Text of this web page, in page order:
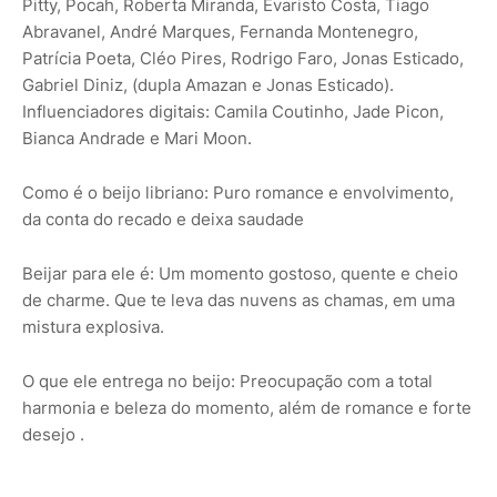
Pitty, Pocah, Roberta Miranda, Evaristo Costa, Tiago
Abravanel, André Marques, Fernanda Montenegro,
Patrícia Poeta, Cléo Pires, Rodrigo Faro, Jonas Esticado,
Gabriel Diniz, (dupla Amazan e Jonas Esticado).
Influenciadores digitais: Camila Coutinho, Jade Picon,
Bianca Andrade e Mari Moon.
Como é o beijo libriano: Puro romance e envolvimento,
da conta do recado e deixa saudade
Beijar para ele é: Um momento gostoso, quente e cheio
de charme. Que te leva das nuvens as chamas, em uma
mistura explosiva.
O que ele entrega no beijo: Preocupação com a total
harmonia e beleza do momento, além de romance e forte
desejo .